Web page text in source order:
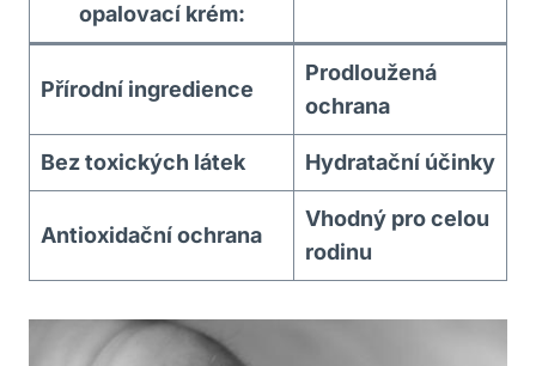
opalovací krém:
Přírodní ingredience
Prodloužená
ochrana
Bez toxických látek Hydratační účinky
Antioxidační ochrana
Vhodný pro celou
rodinu